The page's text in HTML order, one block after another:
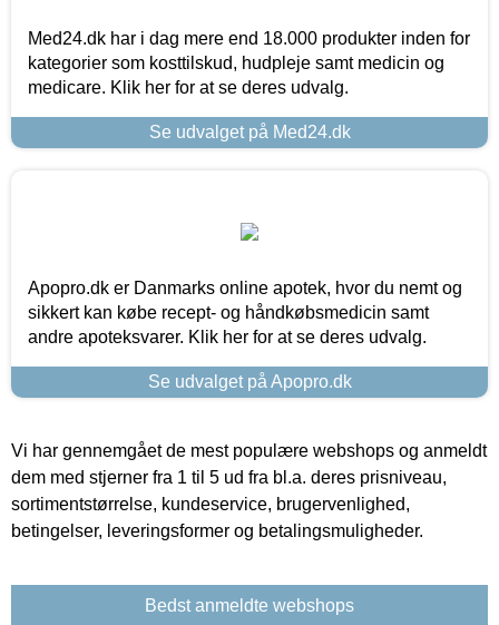
Med24.dk har i dag mere end 18.000 produkter inden for
kategorier som kosttilskud, hudpleje samt medicin og
medicare. Klik her for at se deres udvalg.
Se udvalget på Med24.dk
Apopro.dk er Danmarks online apotek, hvor du nemt og
sikkert kan købe recept- og håndkøbsmedicin samt
andre apoteksvarer. Klik her for at se deres udvalg.
Se udvalget på Apopro.dk
Vi har gennemgået de mest populære webshops og anmeldt
dem med stjerner fra 1 til 5 ud fra bl.a. deres prisniveau,
sortimentstørrelse, kundeservice, brugervenlighed,
betingelser, leveringsformer og betalingsmuligheder.
Bedst anmeldte webshops